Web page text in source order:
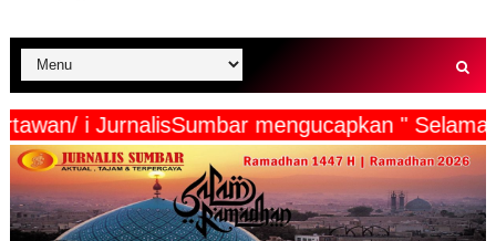
Wartawan/ i JurnalisSumbar mengucapkan "